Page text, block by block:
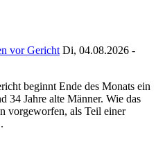
vor Gericht Di, 04.08.2026 -
beginnt Ende des Monats ein
34 Jahre alte Männer. Wie das
vorgeworfen, als Teil einer